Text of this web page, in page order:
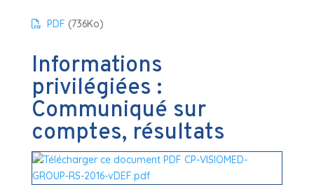
PDF (736Ko)
Informations
privilégiées :
Communiqué sur
comptes, résultats